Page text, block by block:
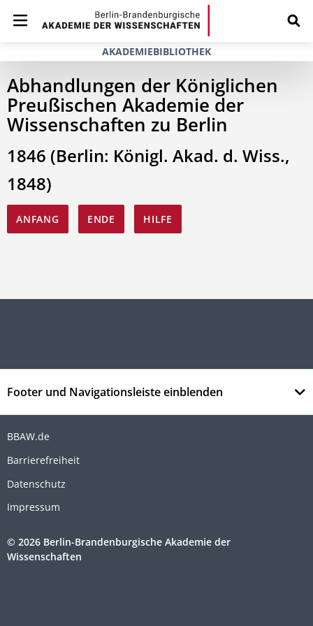
AKADEMIEBIBLIOTHEK
Abhandlungen der Königlichen
Preußischen Akademie der
Wissenschaften zu Berlin
1846 (Berlin: Königl. Akad. d. Wiss.,
1848)
ANFANG ENDE HILFE
Footer und Navigationsleiste einblenden
BBAW.de
Barrierefreiheit
Datenschutz
Impressum
© 2026 Berlin-Brandenburgische Akademie der
Wissenschaften